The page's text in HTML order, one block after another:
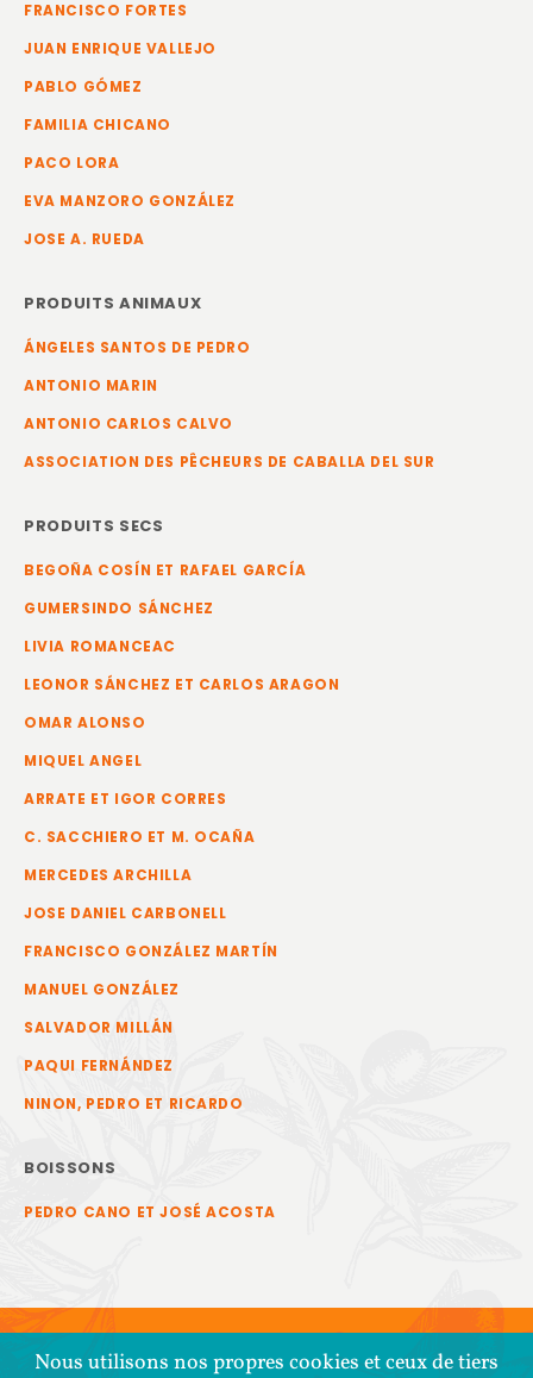
FRANCISCO FORTES
JUAN ENRIQUE VALLEJO
PABLO GÓMEZ
FAMILIA CHICANO
PACO LORA
EVA MANZORO GONZÁLEZ
JOSE A. RUEDA
PRODUITS ANIMAUX
ÁNGELES SANTOS DE PEDRO
ANTONIO MARIN
ANTONIO CARLOS CALVO
ASSOCIATION DES PÊCHEURS DE CABALLA DEL SUR
PRODUITS SECS
BEGOÑA COSÍN ET RAFAEL GARCÍA
GUMERSINDO SÁNCHEZ
LIVIA ROMANCEAC
LEONOR SÁNCHEZ ET CARLOS ARAGON
OMAR ALONSO
MIQUEL ANGEL
ARRATE ET IGOR CORRES
C. SACCHIERO ET M. OCAÑA
MERCEDES ARCHILLA
JOSE DANIEL CARBONELL
FRANCISCO GONZÁLEZ MARTÍN
MANUEL GONZÁLEZ
SALVADOR MILLÁN
PAQUI FERNÁNDEZ
NINON, PEDRO ET RICARDO
BOISSONS
PEDRO CANO ET JOSÉ ACOSTA
Nous utilisons nos propres cookies et ceux de tiers